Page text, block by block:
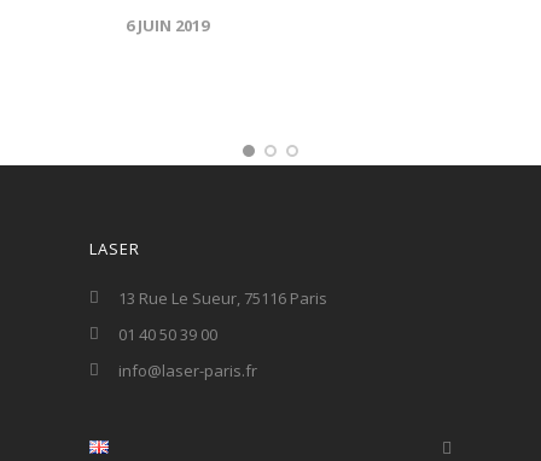
6 JUIN 2019
LASER
13 Rue Le Sueur, 75116 Paris
01 40 50 39 00
info@laser-paris.fr